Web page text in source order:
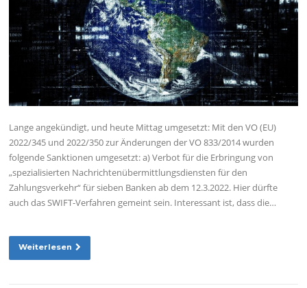
Lange angekündigt, und heute Mittag umgesetzt: Mit den VO (EU)
2022/345 und 2022/350 zur Änderungen der VO 833/2014 wurden
folgende Sanktionen umgesetzt: a) Verbot für die Erbringung von
„spezialisierten Nachrichtenübermittlungsdiensten für den
Zahlungsverkehr“ für sieben Banken ab dem 12.3.2022. Hier dürfte
auch das SWIFT-Verfahren gemeint sein. Interessant ist, dass die…
Weiterlesen